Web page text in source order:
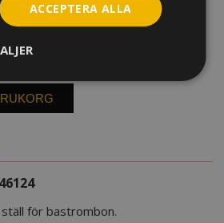
för bastrombon.
ACCEPTERA ALLA